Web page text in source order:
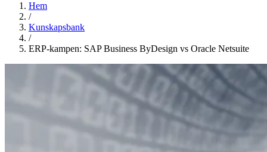
Hem
/
Kunskapsbank
/
ERP-kampen: SAP Business ByDesign vs Oracle Netsuite